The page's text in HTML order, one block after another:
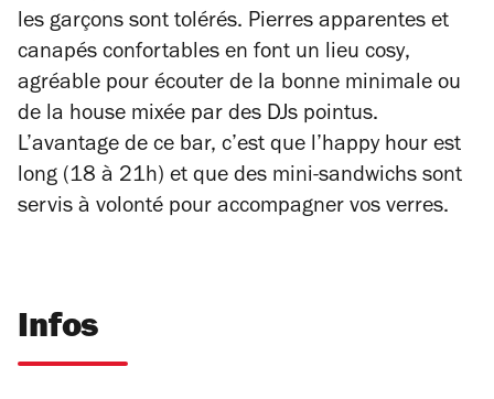
les garçons sont tolérés. Pierres apparentes et
canapés confortables en font un lieu cosy,
agréable pour écouter de la bonne minimale ou
de la house mixée par des DJs pointus.
L’avantage de ce bar, c’est que l’happy hour est
long (18 à 21h) et que des mini-sandwichs sont
servis à volonté pour accompagner vos verres.
Infos